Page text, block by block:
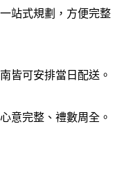
站式規劃，方便完整
皆可安排當日配送。
意完整、禮數周全。